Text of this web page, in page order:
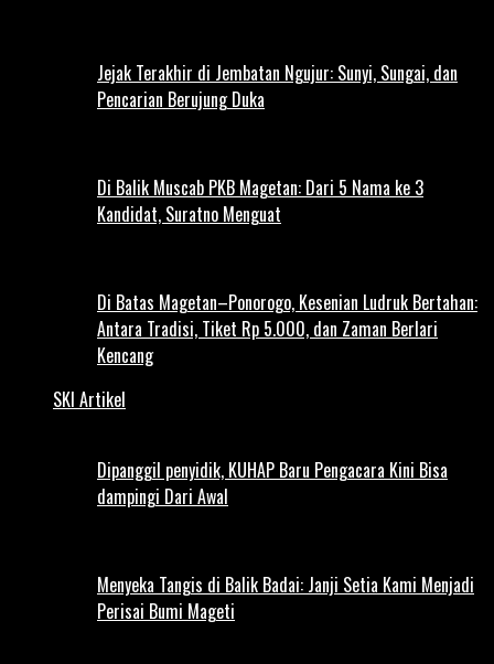
Jejak Terakhir di Jembatan Ngujur: Sunyi, Sungai, dan
Pencarian Berujung Duka
Di Balik Muscab PKB Magetan: Dari 5 Nama ke 3
Kandidat, Suratno Menguat
Di Batas Magetan–Ponorogo, Kesenian Ludruk Bertahan:
Antara Tradisi, Tiket Rp 5.000, dan Zaman Berlari
Kencang
SKI Artikel
Dipanggil penyidik, KUHAP Baru Pengacara Kini Bisa
dampingi Dari Awal
Menyeka Tangis di Balik Badai: Janji Setia Kami Menjadi
Perisai Bumi Mageti